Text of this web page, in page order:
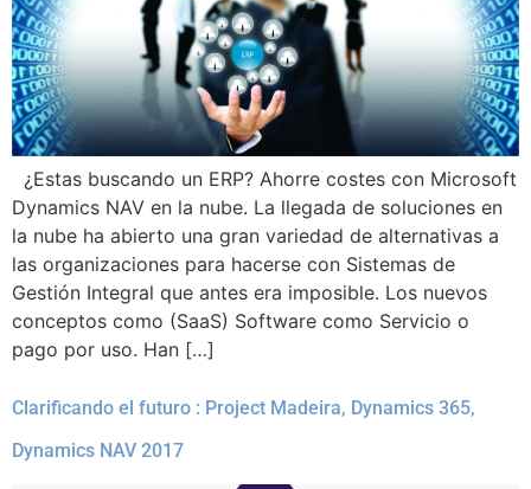
¿Estas buscando un ERP? Ahorre costes con Microsoft
Dynamics NAV en la nube. La llegada de soluciones en
la nube ha abierto una gran variedad de alternativas a
las organizaciones para hacerse con Sistemas de
Gestión Integral que antes era imposible. Los nuevos
conceptos como (SaaS) Software como Servicio o
pago por uso. Han […]
Clarificando el futuro : Project Madeira, Dynamics 365,
Dynamics NAV 2017